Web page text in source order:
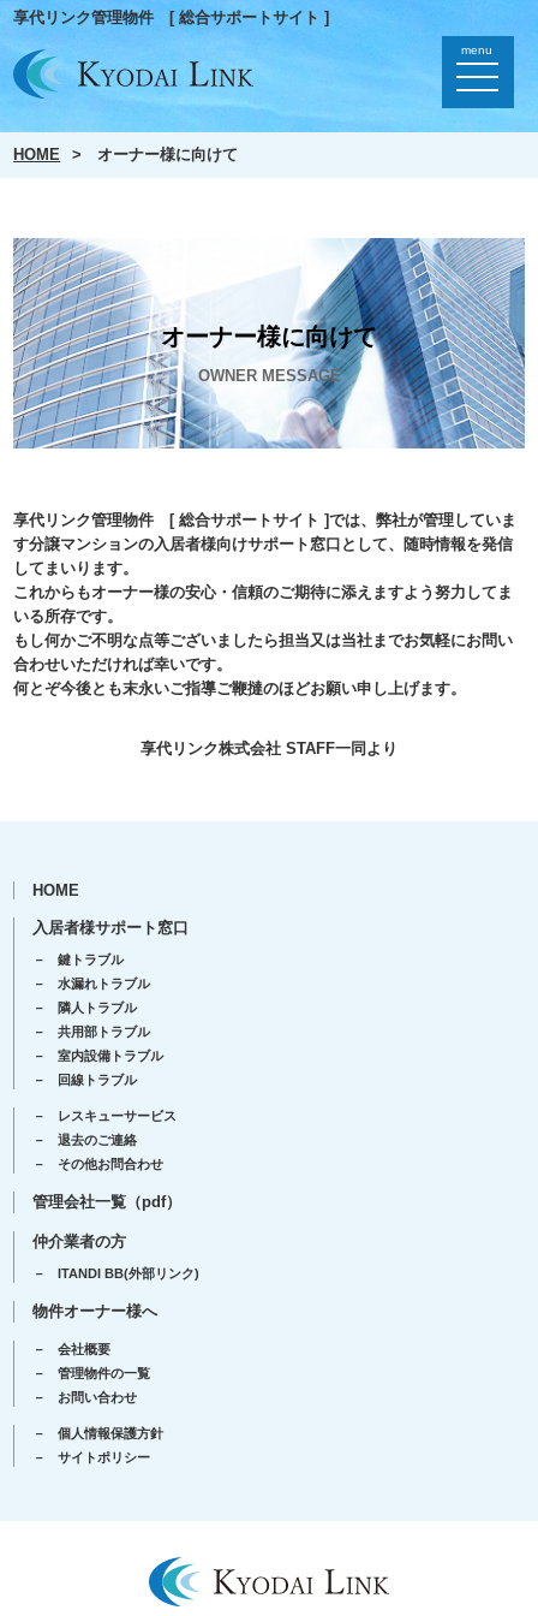
享代リンク管理物件 [ 総合サポートサイト ]
HOME オーナー様に向けて
オーナー様に向けて
OWNER MESSAGE
享代リンク管理物件 [ 総合サポートサイト ]では、弊社が管理していま
す分譲マンションの入居者様向けサポート窓口として、随時情報を発信
してまいります。
これからもオーナー様の安心・信頼のご期待に添えますよう努力してま
いる所存です。
もし何かご不明な点等ございましたら担当又は当社までお気軽にお問い
合わせいただければ幸いです。
何とぞ今後とも末永いご指導ご鞭撻のほどお願い申し上げます。
享代リンク株式会社 STAFF一同より
HOME
入居者様サポート窓口
鍵トラブル
水漏れトラブル
隣人トラブル
共用部トラブル
室内設備トラブル
回線トラブル
レスキューサービス
退去のご連絡
その他お問合わせ
管理会社一覧（pdf）
仲介業者の方
ITANDI BB(外部リンク)
物件オーナー様へ
会社概要
管理物件の一覧
お問い合わせ
個人情報保護方針
サイトポリシー